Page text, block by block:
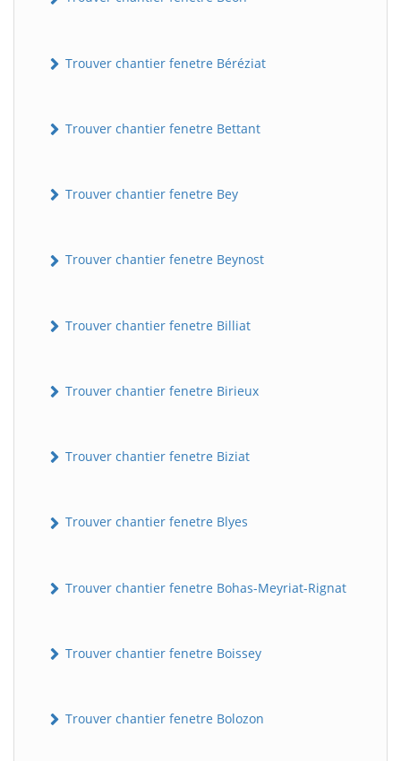
Trouver chantier fenetre Béréziat
Trouver chantier fenetre Bettant
Trouver chantier fenetre Bey
Trouver chantier fenetre Beynost
Trouver chantier fenetre Billiat
Trouver chantier fenetre Birieux
Trouver chantier fenetre Biziat
Trouver chantier fenetre Blyes
Trouver chantier fenetre Bohas-Meyriat-Rignat
Trouver chantier fenetre Boissey
Trouver chantier fenetre Bolozon